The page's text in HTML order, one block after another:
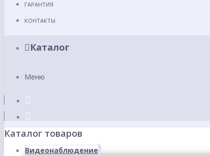
ГАРАНТИЯ
КОНТАКТЫ
Каталог
Меню
Каталог товаров
Видеонаблюдение